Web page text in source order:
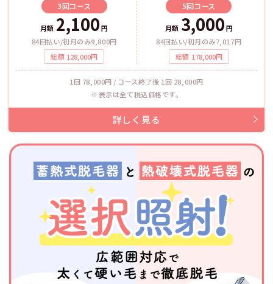
3回コース
月額 2,100 円
84回払い/初月のみ9,800円
総額 128,000円
5回コース
月額 3,000円
84回払い/初月のみ7,017円
総額 178,000円
1回 78,000円 / コース終了後 1回 28,000円
表示は全て税込価格です。